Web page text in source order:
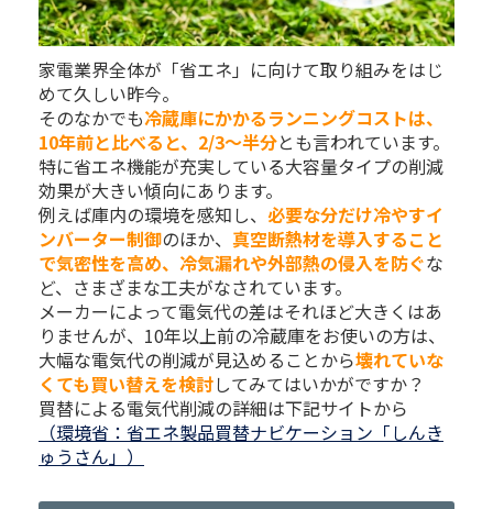
家電業界全体が「省エネ」に向けて取り組みをはじ
めて久しい昨今。
そのなかでも冷蔵庫にかかるランニングコストは、
10年前と比べると、2/3～半分とも言われています。
特に省エネ機能が充実している大容量タイプの削減
効果が大きい傾向にあります。
例えば庫内の環境を感知し、 必要な分だけ冷やすイ
ンバーター制御のほか、 真空断熱材を導入すること
で気密性を高め、冷気漏れや外部熱の侵入を防ぐな
ど、さまざまな工夫がなされています。
メーカーによって電気代の差はそれほど大きくはあ
りませんが、10年以上前の冷蔵庫をお使いの方は、
大幅な電気代の削減が見込めることから壊れていな
くても買い替えを検討してみてはいかがですか？
買替による電気代削減の詳細は下記サイトから
（環境省：省エネ製品買替ナビケーション「しんき
ゅうさん」）